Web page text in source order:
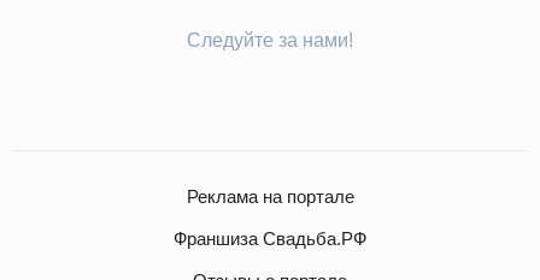
Следуйте за нами!
Реклама на портале
Франшиза Свадьба.РФ